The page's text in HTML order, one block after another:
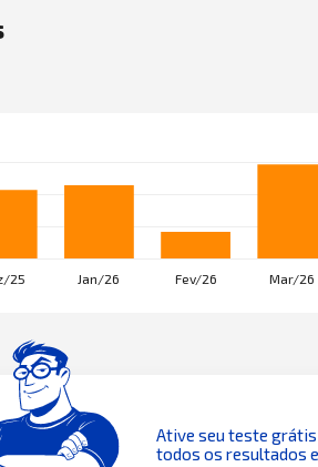
Ative seu teste grátis
todos os resultados